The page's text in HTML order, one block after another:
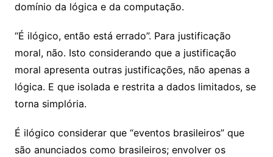
domínio da lógica e da computação.
“É ilógico, então está errado”. Para justificação
moral, não. Isto considerando que a justificação
moral apresenta outras justificações, não apenas a
lógica. E que isolada e restrita a dados limitados, se
torna simplória.
É ilógico considerar que “eventos brasileiros” que
são anunciados como brasileiros; envolver os